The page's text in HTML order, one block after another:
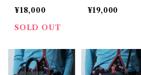
ィヴィアンウエ
ストウッド オ
ーブロゴフェイ
クォーツウォッ
チ pink&gol
d
¥18,000
SOLD OUT
ィヴィアンウエ
ストウッド ア
レザーミニショ
ルダーポーチ b
ordeauX
¥19,000